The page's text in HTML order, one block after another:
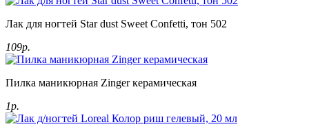
Лак для ногтей Star dust Sweet Confetti, тон 502
109р.
Пилка маникюрная Zinger керамическая
1р.